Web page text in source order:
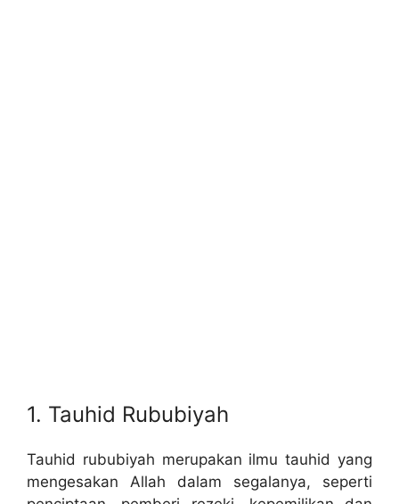
1. Tauhid Rububiyah
Tauhid rububiyah merupakan ilmu tauhid yang
mengesakan Allah dalam segalanya, seperti